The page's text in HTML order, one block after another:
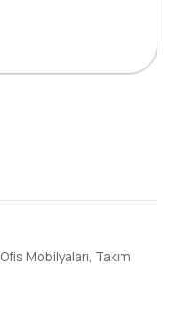
Ofis Mobilyaları Takım